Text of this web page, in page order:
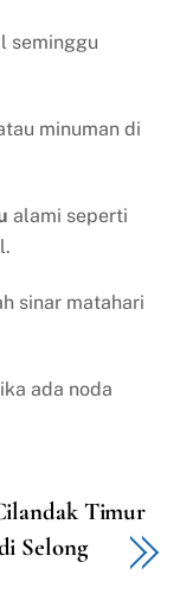
seminggu
minuman di
alami seperti
sinar matahari
ada noda
Timur
Selong